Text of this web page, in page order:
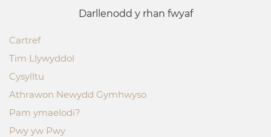
Darllenodd y rhan fwyaf
Cartref
Tim Llywyddol
Cysylltu
Athrawon Newydd Gymhwyso
Pam ymaelodi?
Pwy yw Pwy